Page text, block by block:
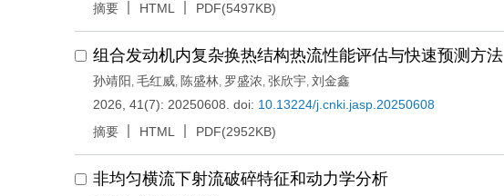
摘要
HTML PDF(5497KB)
组合发动机内复杂换热结构热流性能评估与快速预测方法
孙靖阳, 毛红威, 陈盛林, 罗盛浓, 张欣宇, 刘金鑫
2026, 41(7): 20250608. doi: 10.13224/j.cnki.jasp.20250608
摘要
HTML PDF(2952KB)
非均匀横流下射流破碎特征和动力学分析